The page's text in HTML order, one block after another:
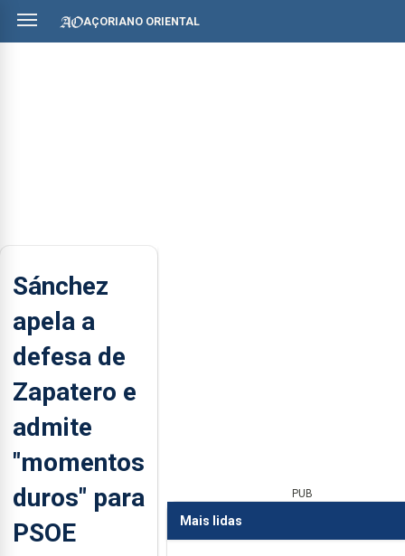
AÇORIANO ORIENTAL
Sánchez
apela a
defesa de
Zapatero e
admite
"momentos
duros" para
PSOE
PUB
Mais lidas